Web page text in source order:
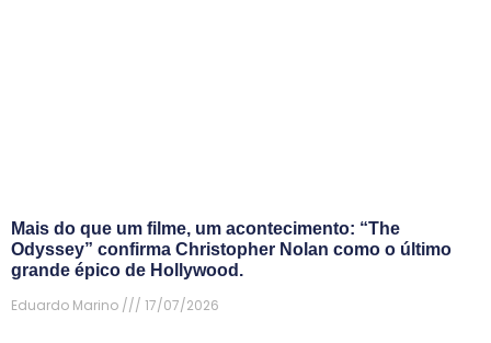
Mais do que um filme, um acontecimento: “The
Odyssey” confirma Christopher Nolan como o último
grande épico de Hollywood.
Eduardo Marino
17/07/2026